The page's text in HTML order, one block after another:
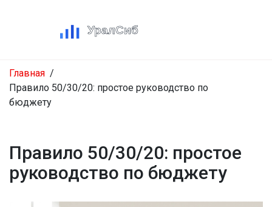
Главная
Правило 50/30/20: простое руководство по
бюджету
Правило 50/30/20: простое
руководство по бюджету